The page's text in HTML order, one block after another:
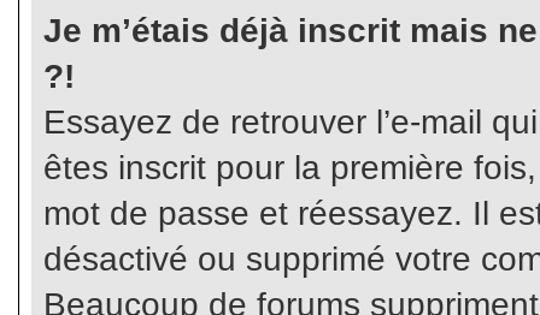
Je m’étais déjà inscrit mais
?!
Essayez de retrouver l’e-mail
êtes inscrit pour la première
mot de passe et réessayez. Il
désactivé ou supprimé votre
Beaucoup de forums